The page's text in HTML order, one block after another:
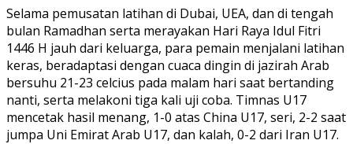
Selama pemusatan latihan di Dubai, UEA, dan di tengah
bulan Ramadhan serta merayakan Hari Raya Idul Fitri
1446 H jauh dari keluarga, para pemain menjalani latihan
keras, beradaptasi dengan cuaca dingin di jazirah Arab
bersuhu 21-23 celcius pada malam hari saat bertanding
nanti, serta melakoni tiga kali uji coba. Timnas U17
mencetak hasil menang, 1-0 atas China U17, seri, 2-2 saat
jumpa Uni Emirat Arab U17, dan kalah, 0-2 dari Iran U17.